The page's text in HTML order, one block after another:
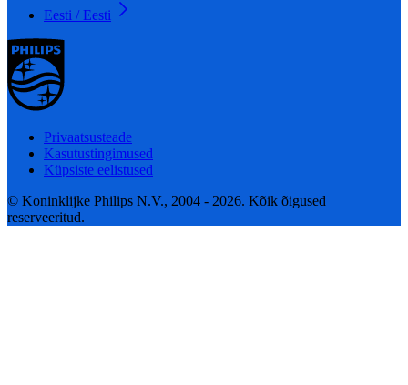
Eesti / Eesti
Privaatsusteade
Kasutustingimused
Küpsiste eelistused
© Koninklijke Philips N.V., 2004 - 2026. Kõik õigused
reserveeritud.